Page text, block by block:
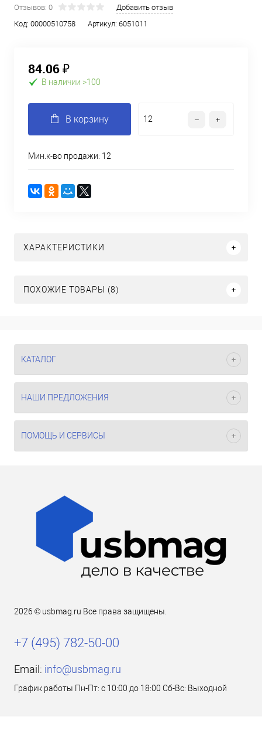
Отзывов: 0
Добавить отзыв
Код: 00000510758 Артикул: 6051011
84.06 ₽
В наличии >100
В корзину
Мин.к-во продажи: 12
ХАРАКТЕРИСТИКИ
ПОХОЖИЕ ТОВАРЫ (8)
КАТАЛОГ
НАШИ ПРЕДЛОЖЕНИЯ
ПОМОЩЬ И СЕРВИСЫ
2026 © usbmag.ru Все права защищены.
+7 (495) 782-50-00
Email: info@usbmag.ru
График работы Пн-Пт: с 10:00 до 18:00 Сб-Вс: Выходной